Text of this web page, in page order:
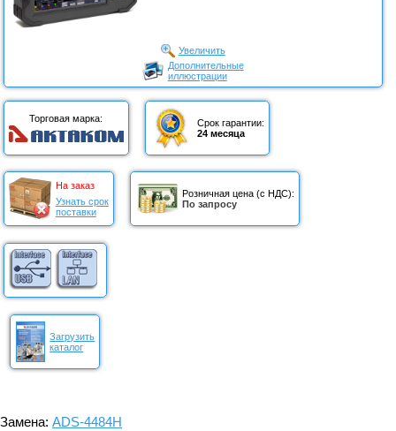
Увеличить
Дополнительные
иллюстрации
Торговая марка:
Срок гарантии:
24 месяца
На заказ
Узнать срок
поставки
Розничная цена (с НДС):
По запросу
Загрузить
каталог
Замена: ADS-4484H